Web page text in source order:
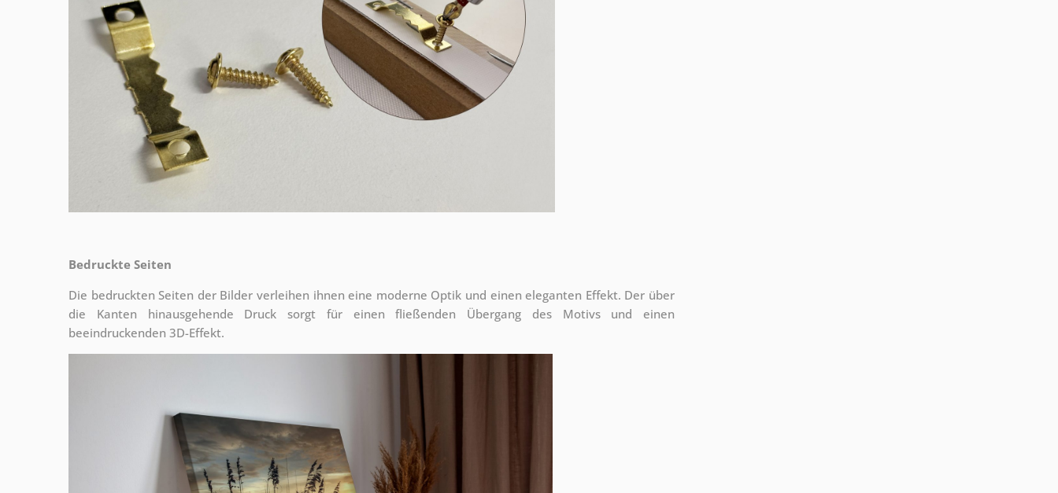
Bedruckte Seiten
Die bedruckten Seiten der Bilder verleihen ihnen eine moderne Optik und einen eleganten Effekt. Der über
die Kanten hinausgehende Druck sorgt für einen fließenden Übergang des Motivs und einen
beeindruckenden 3D-Effekt.